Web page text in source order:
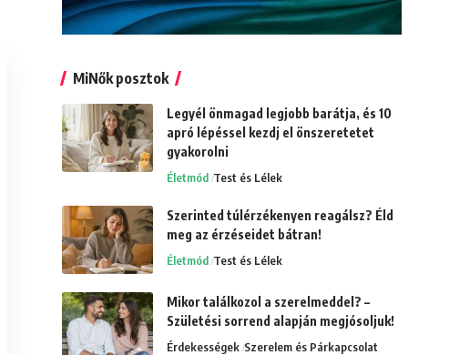
MiNők posztok
Legyél önmagad legjobb barátja, és 10
apró lépéssel kezdj el önszeretetet
gyakorolni
Életmód Test és Lélek
Szerinted túlérzékenyen reagálsz? Éld
meg az érzéseidet bátran!
Életmód Test és Lélek
Mikor találkozol a szerelmeddel? –
Születési sorrend alapján megjósoljuk!
Érdekességek Szerelem és Párkapcsolat